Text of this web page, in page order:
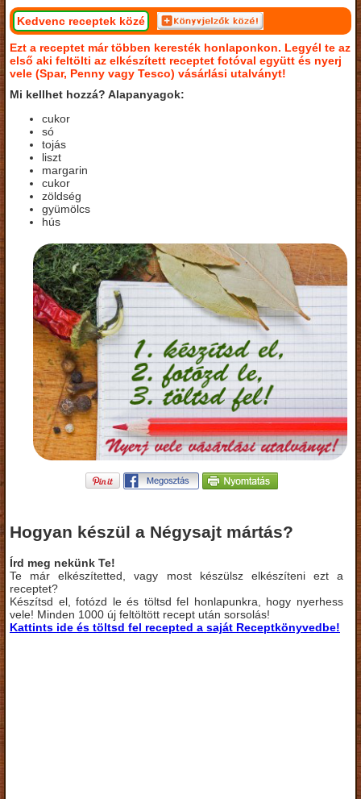
Kedvenc receptek közé
Ezt a receptet már többen keresték honlaponkon. Legyél te az
első aki feltölti az elkészített receptet fotóval együtt és nyerj
vele (Spar, Penny vagy Tesco) vásárlási utalványt!
Mi kellhet hozzá? Alapanyagok:
cukor
só
tojás
liszt
margarin
cukor
zöldség
gyümölcs
hús
Hogyan készül a Négysajt mártás?
Írd meg nekünk Te!
Te már elkészítetted, vagy most készülsz elkészíteni ezt a
receptet?
Készítsd el, fotózd le és töltsd fel honlapunkra, hogy nyerhess
vele! Minden 1000 új feltöltött recept után sorsolás!
Kattints ide és töltsd fel recepted a saját Receptkönyvedbe!